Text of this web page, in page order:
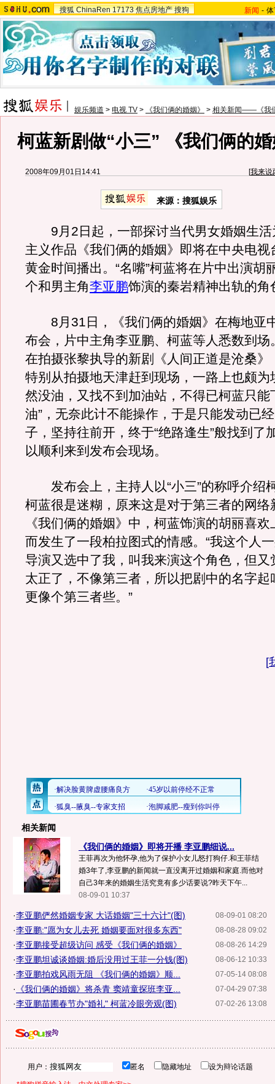
搜狐 ChinaRen 17173 焦点房地产 搜狗 新闻 -
娱乐频道 > 电视 TV > 《我们俩的婚姻》 > 相关新闻——《我
柯蓝新剧做“小三” 《我们俩的
2008年09月01日14:41 [我来说
来源：搜狐娱乐
9月2日起，一部探讨当代男女婚姻生活
主义作品《我们俩的婚姻》即将在中央电视
黄金时间播出。“名嘴”柯蓝将在片中出演胡
个和男主角李亚鹏饰演的秦岩精神出轨的角
8月31日，《我们俩的婚姻》在梅地亚
布会，片中主角李亚鹏、柯蓝等人悉数到场
在拍摄张黎执导的新剧《人间正道是沧桑》
特别从拍摄地天津赶到现场，一路上也颇为
然没油，又找不到加油站，不得已柯蓝只能
油”，无奈此计不能操作，于是只能发动已
子，坚持往前开，终于“绝路逢生”般找到了
以顺利来到发布会现场。
发布会上，主持人以“小三”的称呼介绍
柯蓝很是迷糊，原来这是对于第三者的网络
《我们俩的婚姻》中，柯蓝饰演的胡丽喜
而发生了一段柏拉图式的情感。“我这个人
导演又选中了我，叫我来演这个角色，但又
太正了，不像第三者，所以把剧中的名字起
更像个第三者些。”
[
相关新闻
《我们俩的婚姻》即将开播 李亚鹏细说...
王菲再次为他怀孕,他为了保护小女儿怒打狗仔.和王菲结
婚3年了,李亚鹏的新闻就一直没离开过婚姻和家庭.而他对
自己3年来的婚姻生活究竟有多少话要说?昨天下午...
08-09-01 10:37
08-09-01 08:20
·李亚鹏俨然婚姻专家 大话婚姻"三十六计"(图)
08-08-28 09:02
·李亚鹏:"愿为女儿去死 婚姻要面对很多东西"
08-08-26 14:29
·李亚鹏接受超级访问 感受《我们俩的婚姻》
08-06-12 10:33
·李亚鹏坦诚谈婚姻:婚后没用过王菲一分钱(图)
07-05-14 08:08
·李亚鹏拍戏风雨无阻 《我们俩的婚姻》顺...
07-04-29 07:38
· 《我们俩的婚姻》将杀青 窦靖童探班李亚...
07-02-26 13:08
·李亚鹏苗圃春节办"婚礼" 柯蓝冷眼旁观(图)
用户： 匿名 隐藏地址 设为辩论话题